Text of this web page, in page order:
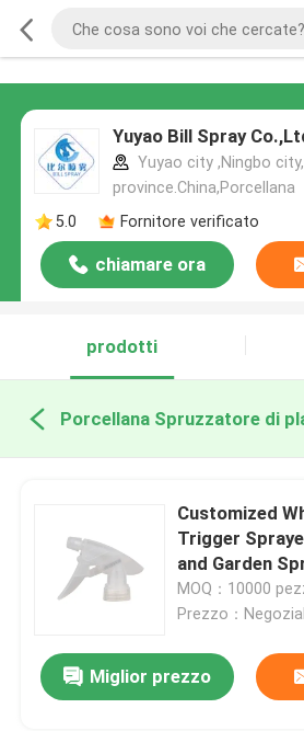
Yuyao Bill Spray
Yuyao city ,Ningbo
province.China,Porcellana
5.0
Fornitore verificato
chiamare ora
prodotti
Customized
Trigger
and Garden
MOQ：10000
Prezzo：
Miglior prezzo